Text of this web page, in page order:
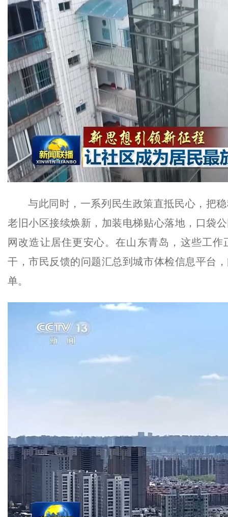
与此同时，一系列民生政策直抵民心，把
老旧小区接续焕新，加装电梯贴心落地，口袋
网改造让居住更安心。在山东青岛，这些工
干，市民反馈的问题汇总到城市体检信息平台
单。